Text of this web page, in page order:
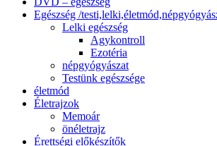
Egészség /
Lelki egészség
Agykontroll
Ezotéria
népgyógyászat
Testünk egészsége
életmód
Életrajzok
Memoár
önéletrajz
Érettségi előkészítők